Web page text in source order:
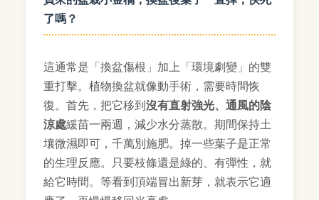
了嗎？
這通常是「換盆傷根」加上「環境劇變」的雙
重打擊。植物換盆就像動手術，需要時間恢
復。首先，把它移到沒有直射強光、通風的陰
涼處緩苗一兩週，減少水分蒸散。期間保持土
壤微濕即可，千萬別施肥。掉一些葉子是正常
的生理反應。只要枝條還是綠的、有彈性，就
給它時間。等看到頂端冒出新芽，就表示它適